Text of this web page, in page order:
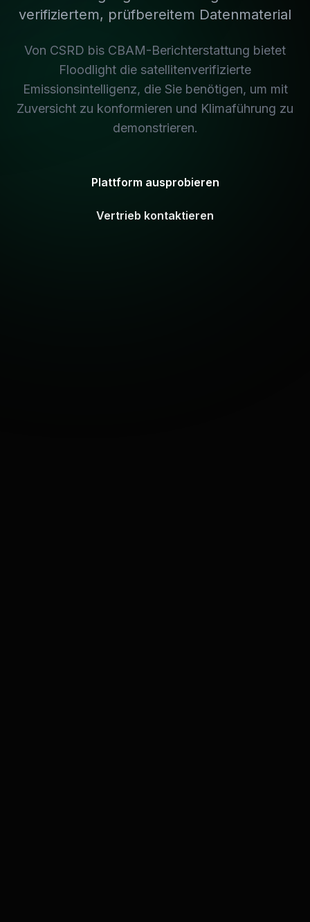
verifiziertem, prüfbereitem Datenmaterial
Von CSRD bis CBAM-Berichterstattung bietet
Floodlight die satellitenverifizierte
Emissionsintelligenz, die Sie benötigen, um mit
Zuversicht zu konformieren und Klimaführung zu
demonstrieren.
Plattform ausprobieren
Vertrieb kontaktieren